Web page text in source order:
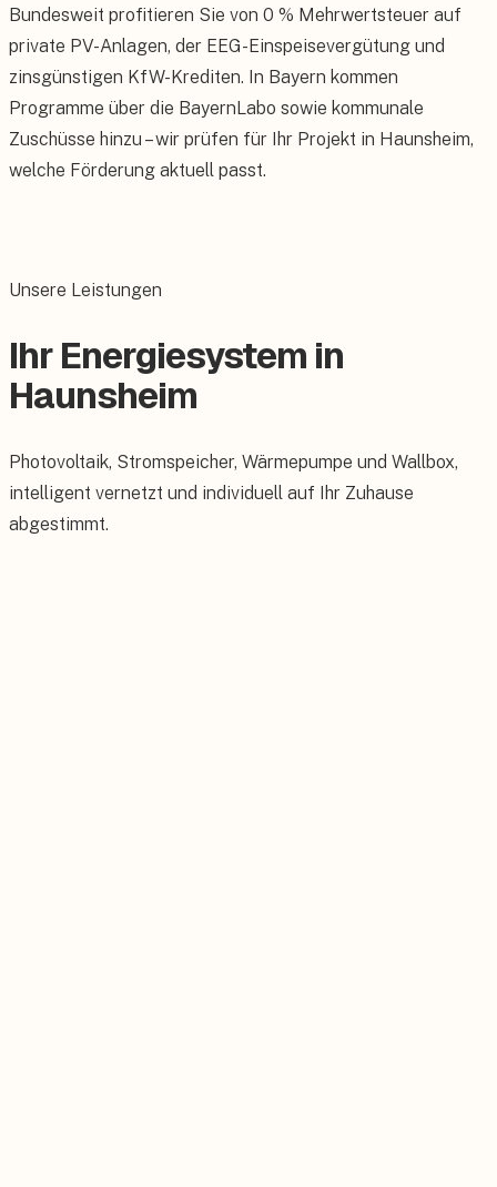
Bundesweit profitieren Sie von 0 % Mehrwertsteuer auf
private PV-Anlagen, der EEG-Einspeisevergütung und
zinsgünstigen KfW-Krediten. In Bayern kommen
Programme über die BayernLabo sowie kommunale
Zuschüsse hinzu – wir prüfen für Ihr Projekt in Haunsheim,
welche Förderung aktuell passt.
Unsere Leistungen
Ihr Energiesystem in
Haunsheim
Photovoltaik, Stromspeicher, Wärmepumpe und Wallbox,
intelligent vernetzt und individuell auf Ihr Zuhause
abgestimmt.